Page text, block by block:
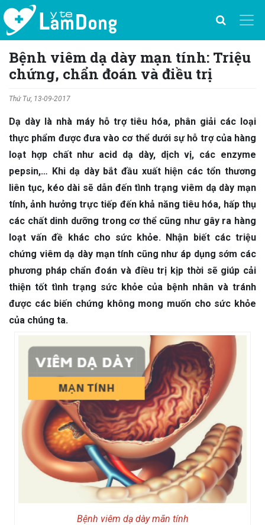
Bệnh viêm dạ dày mạn tính: Triệu
chứng, chẩn đoán và điều trị
Thứ Tư, 13-09-2017
Dạ dày là nhà máy hỗ trợ tiêu hóa, phân giải các loại
thực phẩm được đưa vào cơ thể dưới sự hỗ trợ của hàng
loạt hợp chất như acid dạ dày, dịch vị, các enzyme
pepsin,… Khi dạ dày bắt đầu xuất hiện các tổn thương
liên tục, kéo dài sẽ dẫn đến tình trạng viêm dạ dày mạn
tính, ảnh hưởng trực tiếp đến khả năng tiêu hóa, hấp thụ
các chất dinh dưỡng trong cơ thể cũng như gây ra hàng
loạt vấn đề khác cho sức khỏe. Nhận biết các triệu
chứng viêm dạ dày mạn tính cũng như áp dụng sớm các
phương pháp chẩn đoán và điều trị kịp thời sẽ giúp cải
thiện tốt tình trạng sức khỏe của bệnh nhân và tránh
được các biến chứng không mong muốn cho sức khỏe
của chúng ta.
Bệnh viêm dạ dày mãn tính